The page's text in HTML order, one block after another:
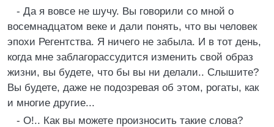
- Да я вовсе не шучу. Вы говорили со мной о
восемнадцатом веке и дали понять, что вы человек
эпохи Регентства. Я ничего не забыла. И в тот день,
когда мне заблагорассудится изменить свой образ
жизни, вы будете, что бы вы ни делали.. Слышите?
Вы будете, даже не подозревая об этом, рогаты, как
и многие другие...
- О!.. Как вы можете произносить такие слова?